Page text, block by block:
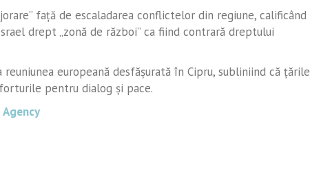
față de escaladarea conflictelor din regiune, calificând
drept „zonă de război” ca fiind contrară dreptului
europeană desfășurată în Cipru, subliniind că țările
pentru dialog și pace.
Agency